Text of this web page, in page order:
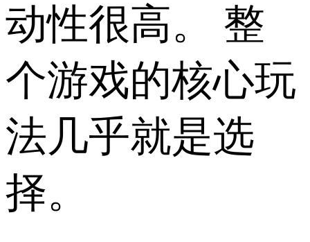
动性很高。 整
个游戏的核心玩
法几乎就是选
择。